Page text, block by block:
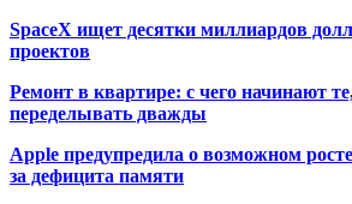
SpaceX ищет десятки миллиардов
проектов
Ремонт в квартире: с чего начинают
переделывать дважды
Apple предупредила о возможном
за дефицита памяти